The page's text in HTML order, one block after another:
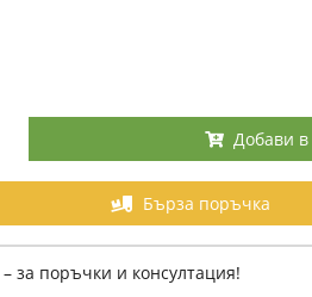
Добави в
Бърза поръчка
– за поръчки и консултация!